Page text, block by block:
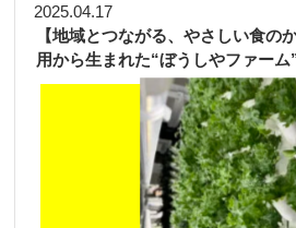
場も完備しております。地域の方々の毎
お届けできるような存在になれるよう
ります。 また、オープンに先立ち、地域
て、2025年6月23日(月)から6月27日(金)
ンイベントとして「無料健康測定会」を
ントでは、健康維持に役立つ以下の3つ
霧し、約10秒でかかとから骨密度を測定
康状態を手軽にチェックできる機会です
心電計付血圧計 (6/26～27) 年齢と共に
加すると言われています。心電計付き上
2025.04.17
【地域とつながる、やさしい食
用から生まれた“ぼうしやファー
ェ”の取り組み ―